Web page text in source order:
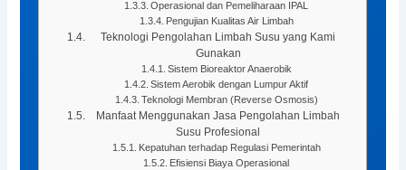
Operasional dan Pemeliharaan IPAL
Pengujian Kualitas Air Limbah
Teknologi Pengolahan Limbah Susu yang Kami
Gunakan
Sistem Bioreaktor Anaerobik
Sistem Aerobik dengan Lumpur Aktif
Teknologi Membran (Reverse Osmosis)
Manfaat Menggunakan Jasa Pengolahan Limbah
Susu Profesional
Kepatuhan terhadap Regulasi Pemerintah
Efisiensi Biaya Operasional